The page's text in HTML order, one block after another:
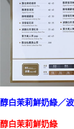
醇白茉莉鮮奶綠／
醇白茉莉鮮奶綠